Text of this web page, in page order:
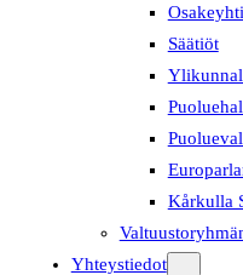
Säätiöt
Kårkulla
Yhteystiedot